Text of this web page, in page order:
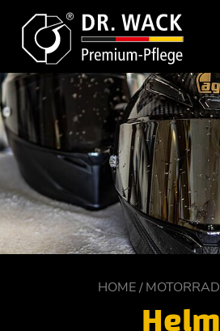
HOME MOTORRAD